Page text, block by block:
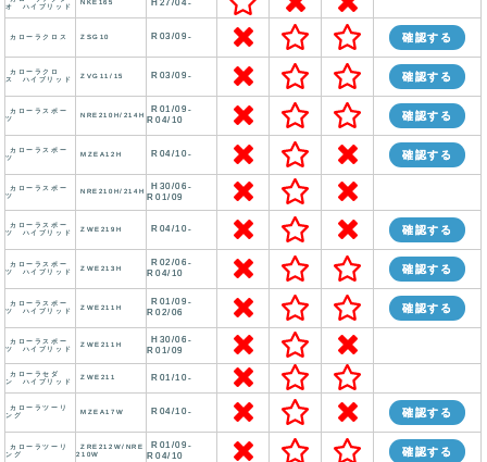
オ ハイブリッド
NKE165 H27/04-
カローラクロス ZSG10 R03/09- 確認する
カローラクロ
ス ハイブリッド
ZVG11/15 R03/09- 確認する
カローラスポー
ツ
NRE210H/214H
R01/09-
R04/10
確認する
カローラスポー
ツ
MZEA12H R04/10- 確認する
カローラスポー
ツ
NRE210H/214H
H30/06-
R01/09
カローラスポー
ツ ハイブリッド
ZWE219H R04/10- 確認する
カローラスポー
ツ ハイブリッド
ZWE213H
R02/06-
R04/10
確認する
カローラスポー
ツ ハイブリッド
ZWE211H
R01/09-
R02/06
確認する
カローラスポー
ツ ハイブリッド
ZWE211H
H30/06-
R01/09
カローラセダ
ン ハイブリッド
ZWE211 R01/10-
カローラツーリ
ング
MZEA17W R04/10- 確認する
カローラツーリ
ング
ZRE212W/NRE
210W
R01/09-
R04/10
確認する